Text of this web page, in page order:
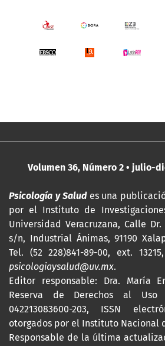
Volumen 36, Número 2 • julio-
Psicología y Salud es una
por el Instituto de
Universidad Veracruzana, Calle
s/n, Industrial Ánimas, 91190
Tel. (52 228)841-89-00, ext.
psicologiaysalud@uv.mx.
Editor responsable: Dra. María
Reserva de Derechos al Uso
042213083600-203, ISSN
otorgados por el Instituto Nacional
Responsable de la última